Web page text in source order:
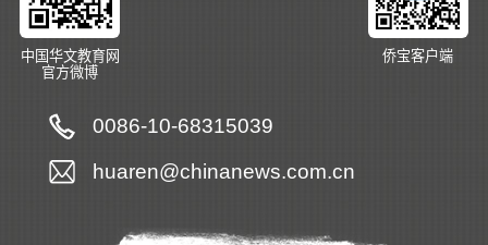
中国华文教育网
官方微博
侨宝客户端
0086-10-68315039
huaren@chinanews.com.cn